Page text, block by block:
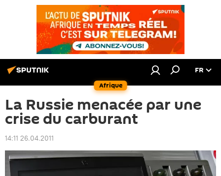
Afrique
FR
La Russie menacée par une
crise du carburant
14:11 26.04.2011